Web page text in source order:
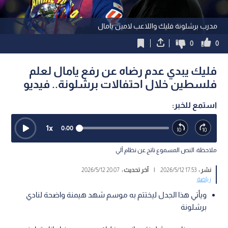
مدرب برشلونة فليك واللاعب لامين يامال
0
0
فليك يبدي عدم رضاه عن رفع يامال لعلم
فلسطين خلال احتفالات برشلونة.. فيديو
استمع للخبر:
0:00
1x
ملاحظة: النص المسموع ناتج عن نظام آلي
نشر :17:53 2026/5/12
| آخر تحديث :20:07 2026/5/12
رياضة
ويأتي هذا الجدل ليختتم به موسم شهد هيمنة واضحة لنادي
برشلونة